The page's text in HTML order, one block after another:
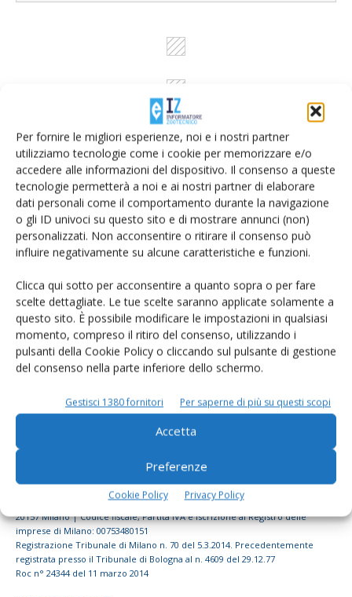
Per fornire le migliori esperienze, noi e i nostri partner
utilizziamo tecnologie come i cookie per memorizzare e/o
accedere alle informazioni del dispositivo. Il consenso a queste
tecnologie permetterà a noi e ai nostri partner di elaborare
dati personali come il comportamento durante la navigazione
o gli ID univoci su questo sito e di mostrare annunci (non)
personalizzati. Non acconsentire o ritirare il consenso può
influire negativamente su alcune caratteristiche e funzioni.
Clicca qui sotto per acconsentire a quanto sopra o per fare
scelte dettagliate. Le tue scelte saranno applicate solamente a
questo sito. È possibile modificare le impostazioni in qualsiasi
momento, compreso il ritiro del consenso, utilizzando i
pulsanti della Cookie Policy o cliccando sul pulsante di gestione
del consenso nella parte inferiore dello schermo.
Gestisci 1380 fornitori Per saperne di più su questi scopi
Accetta
Preferenze
Cookie Policy Privacy Policy
Rimani aggiornato sul mondo
dell’agricoltura
© Tecniche Nuove Spa. Tutti i diritti riservati. Sede legale Via Eritrea 21 -
20157 Milano | Codice fiscale, Partita IVA e Iscrizione al Registro delle
imprese di Milano: 00753480151
Registrazione Tribunale di Milano n. 70 del 5.3.2014. Precedentemente
registrata presso il Tribunale di Bologna al n. 4609 del 29.12.77
Roc n° 24344 del 11 marzo 2014